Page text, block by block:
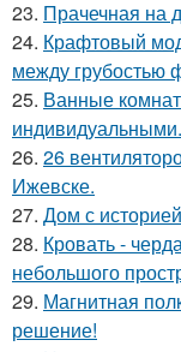
23. Прачечная на
24. Крафтовый
между грубостью
25. Ванные
индивидуальными.
26. 26
Ижевске.
27. Дом с
28. Кровать -
небольшого
29. Магнитная
решение!